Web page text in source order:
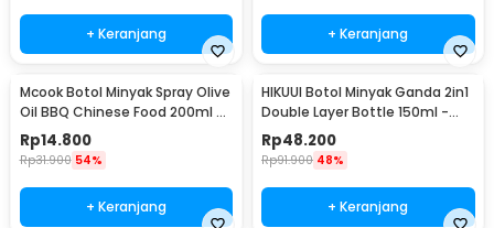
+ Keranjang + Keranjang
Mcook Botol Minyak Spray Olive
Oil BBQ Chinese Food 200ml -
M219
Rp14.800
Rp31.900 54%
+ Keranjang
HIKUUI Botol Minyak Ganda 2in1
Double Layer Bottle 150ml -
HI150
Rp48.200
Rp91.900 48%
+ Keranjang